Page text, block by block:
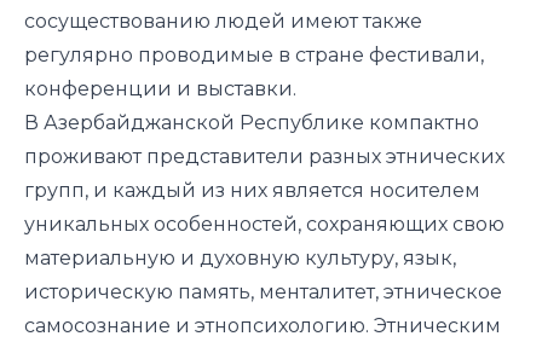
сосуществованию людей имеют также
регулярно проводимые в стране фестивали,
конференции и выставки.
В Азербайджанской Республике компактно
проживают представители разных этнических
групп, и каждый из них является носителем
уникальных особенностей, сохраняющих свою
материальную и духовную культуру, язык,
историческую память, менталитет, этническое
самосознание и этнопсихологию. Этническим